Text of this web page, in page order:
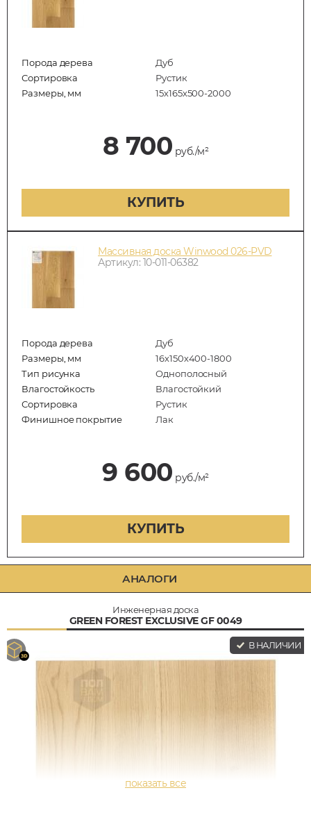
Порода дерева
Дуб
Сортировка
Рустик
Размеры, мм
15х165х500-2000
8 700 руб./м²
КУПИТЬ
Массивная доска Winwood 026-PVD
Артикул: 10-011-06382
Порода дерева
Дуб
Размеры, мм
16х150х400-1800
Тип рисунка
Однополосный
Влагостойкость
Влагостойкий
Сортировка
Рустик
Финишное покрытие
Лак
9 600 руб./м²
КУПИТЬ
АНАЛОГИ
Инженерная доска
GREEN FOREST EXCLUSIVE GF 0049
В НАЛИЧИИ